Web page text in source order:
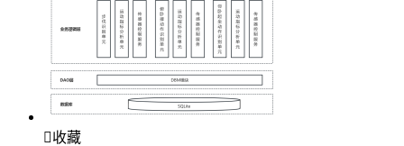
收藏